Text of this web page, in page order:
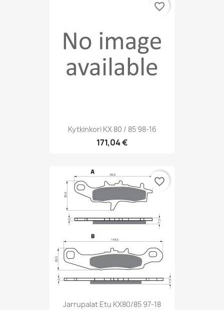
Kytkinkori KX 80 / 85 98-16
171,04 €
favorite_border
Jarrupalat Etu KX80/85 97-18
favorite_border